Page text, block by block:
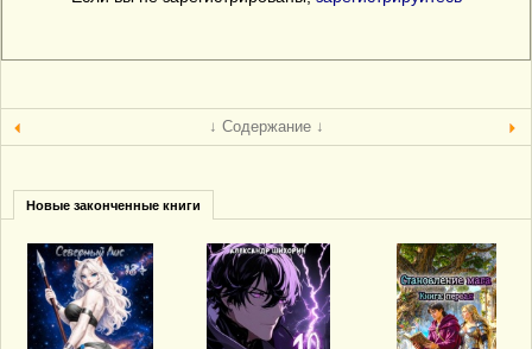
↓ Содержание ↓
Новые законченные книги